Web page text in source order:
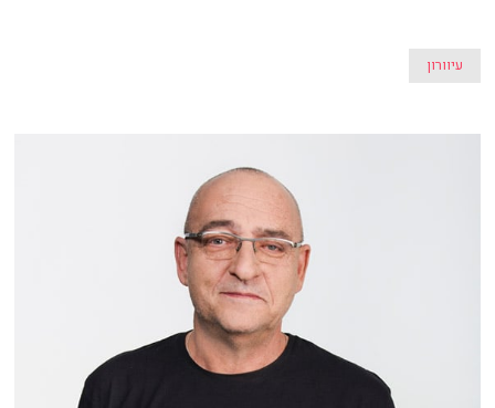
עיוורון